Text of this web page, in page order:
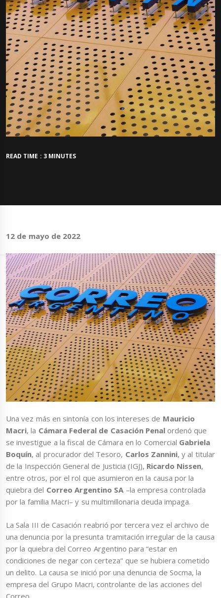
READ TIME : 3 MINUTES
12 de mayo de 2022
Una vez más en sintonía con los intereses de Mauricio
Macri, la Cámara Federal de Casación Penalordenó que
se investigue a la fiscal de Cámara en lo Comercial Gabriela
Boquín, al procurador del Tesoro, Carlos Zannini, y al titular
de la Inspección General de Justicia (IGJ), Ricardo Nissen,
entre otros, por el rol que asumieron en la causa por la
quiebra del Correo Argentino SA –la empresa controlada
por la familia Macri– y su multimillonaria deuda impaga.
La Sala III de Casación reabrió por tercera vez el archivo de
una denuncia por la presunta tramitación irregular de la causa
por la quiebra del Correo Argentino para “estar en
condiciones de negar con certeza” que se hubiera cometido
un delito. La causa se inició por una denuncia de Socma, la
empresa del Grupo Macri, controlante de las acciones del
Correo.